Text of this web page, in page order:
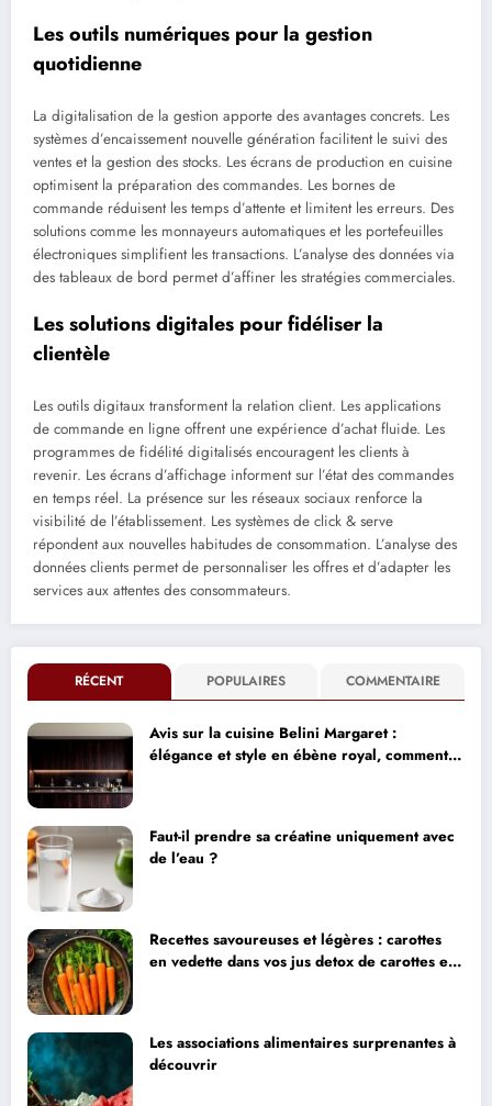
Les outils numériques pour la gestion
quotidienne
La digitalisation de la gestion apporte des avantages concrets. Les
systèmes d’encaissement nouvelle génération facilitent le suivi des
ventes et la gestion des stocks. Les écrans de production en cuisine
optimisent la préparation des commandes. Les bornes de
commande réduisent les temps d’attente et limitent les erreurs. Des
solutions comme les monnayeurs automatiques et les portefeuilles
électroniques simplifient les transactions. L’analyse des données via
des tableaux de bord permet d’affiner les stratégies commerciales.
Les solutions digitales pour fidéliser la
clientèle
Les outils digitaux transforment la relation client. Les applications
de commande en ligne offrent une expérience d’achat fluide. Les
programmes de fidélité digitalisés encouragent les clients à
revenir. Les écrans d’affichage informent sur l’état des commandes
en temps réel. La présence sur les réseaux sociaux renforce la
visibilité de l’établissement. Les systèmes de click & serve
répondent aux nouvelles habitudes de consommation. L’analyse des
données clients permet de personnaliser les offres et d’adapter les
services aux attentes des consommateurs.
RÉCENT POPULAIRES COMMENTAIRE
Avis sur la cuisine Belini Margaret :
élégance et style en ébène royal, comment
Faut-il prendre sa créatine uniquement avec
de l’eau ?
Recettes savoureuses et légères : carottes
en vedette dans vos jus detox de carottes et
Les associations alimentaires surprenantes à
découvrir